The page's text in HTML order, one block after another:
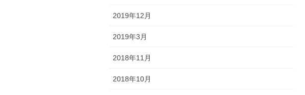
2019年12月
2019年3月
2018年11月
2018年10月